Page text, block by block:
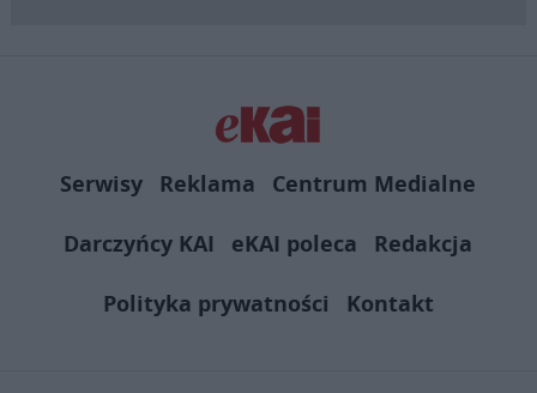
Serwisy Reklama
Centrum Medialne
Darczyńcy KAI
eKAI poleca
Redakcja
Polityka prywatności
Kontakt